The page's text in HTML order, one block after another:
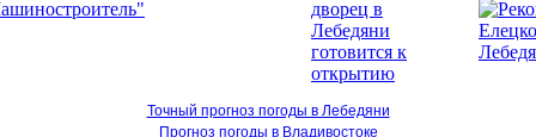
Точный прогноз погоды в Лебедяни
Прогноз погоды в Владивостоке